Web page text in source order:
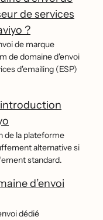
de services
?
de marque
de domaine d'envoi
d'emailing (ESP)
de la plateforme
alternative si
standard.
d’envoi
dédié